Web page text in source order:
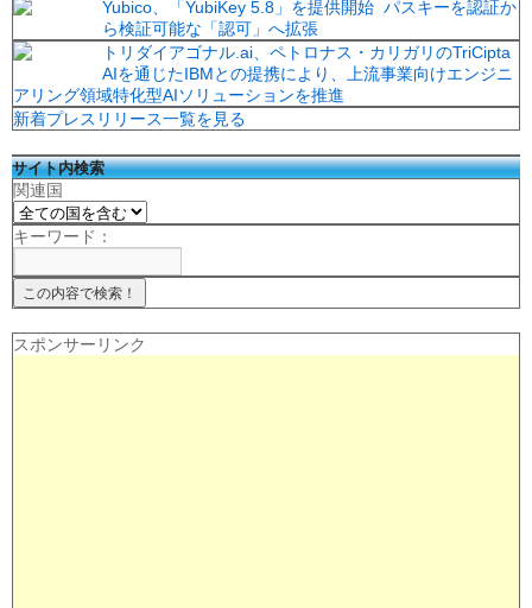
Yubico、「YubiKey 5.8」を提供開始 パスキーを認証か
ら検証可能な「認可」へ拡張
トリダイアゴナル.ai、ペトロナス・カリガリのTriCipta
AIを通じたIBMとの提携により、上流事業向けエンジニ
アリング領域特化型AIソリューションを推進
新着プレスリリース一覧を見る
サイト内検索
関連国
キーワード：
スポンサーリンク